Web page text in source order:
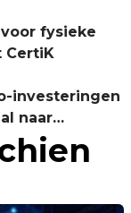
fysieke
CertiK
investeringen
naar